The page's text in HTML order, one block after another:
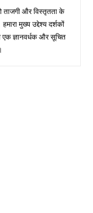
ताजगी और विस्तृतता के
मुख्य उद्देश्य दर्शकों
ज्ञानवर्धक और सूचित